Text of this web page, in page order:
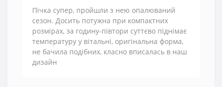
Пічка супер, пройшли з нею опалюваний
сезон. Досить потужна при компактних
розмірах, за годину-півтори суттєво піднімає
температуру у вітальні, оригінальна форма,
не бачила подібних, класно вписалась в наш
дизайн